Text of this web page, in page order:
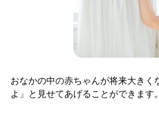
おなかの中の赤ちゃんが将来大き
よ」と見せてあげることができます